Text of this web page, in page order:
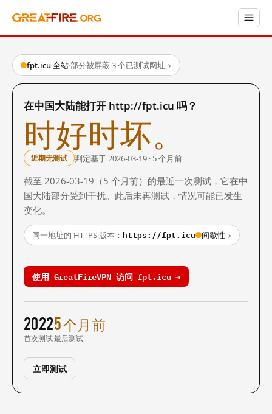
fpt.icu 全站·部分被屏蔽·3 个已测试网址→
在中国大陆能打开 http://fpt.icu 吗？
时好时坏。
近期无测试 判定基于 2026-03-19 · 5 个月前
截至 2026-03-19（5 个月前）的最近一次测试，它在中
国大陆部分受到干扰。此后未再测试，情况可能已发生
变化。
同一地址的 HTTPS 版本： https://fpt.icu 间歇性→
使用 GreatFireVPN 访问 fpt.icu →
2022
首次测试
5 个月前
最后测试
立即测试